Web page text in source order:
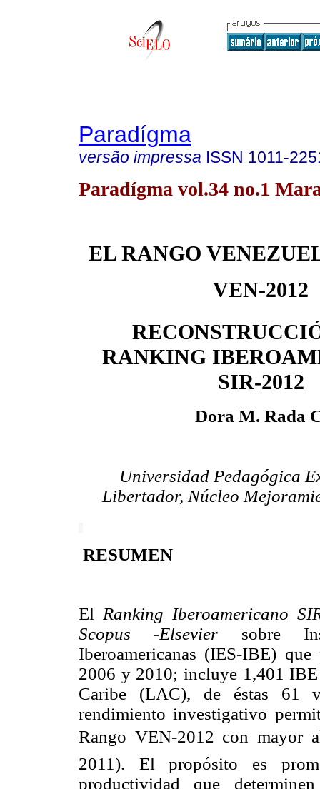
Paradígma
versão impressa ISSN 1011-
Paradígma vol.34 no.1
EL RANGO
VEN-2012
RANKING
SIR-2012
Dora M. Rada
Universidad Pedagógica
Libertador, Núcleo
RESUMEN
El Ranking Iberoamericano
Scopus -Elsevier sobre
Iberoamericanas (IES-IBE)
2006 y 2010; incluye 1,401
Caribe (LAC), de éstas 61
rendimiento investigativo
Rango VEN-2012 con mayor
2011). El propósito es
productividad que